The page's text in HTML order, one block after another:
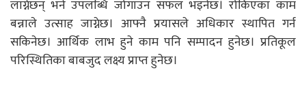
लाग्नेछन् भने उपलब्धि जोगाउन सफल भइनेछ। रोकिएका काम
बन्नाले उत्साह जाग्नेछ। आफ्नै प्रयासले अधिकार स्थापित गर्न
सकिनेछ। आर्थिक लाभ हुने काम पनि सम्पादन हुनेछ। प्रतिकूल
परिस्थितिका बाबजुद लक्ष्य प्राप्त हुनेछ।